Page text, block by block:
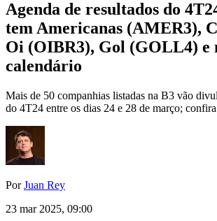
Agenda de resultados do
tem Americanas (AMER3),
Oi (OIBR3), Gol (GOLL4) e
calendário
Mais de 50 companhias listadas na B3 vão
do 4T24 entre os dias 24 e 28 de março;
PorJuan Rey
23 mar 2025, 09:00